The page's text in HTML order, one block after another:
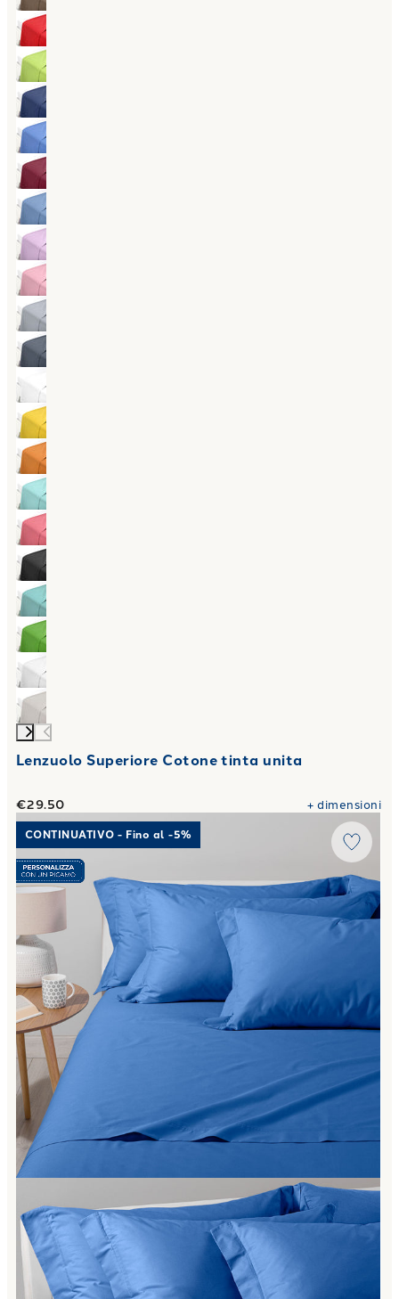
Lenzuolo Superiore Cotone tinta unita
€29.50 +dimensioni
Link to "Completo Lenzuola Cotone tinta unita
CONTINUATIVO - Fino al -5%